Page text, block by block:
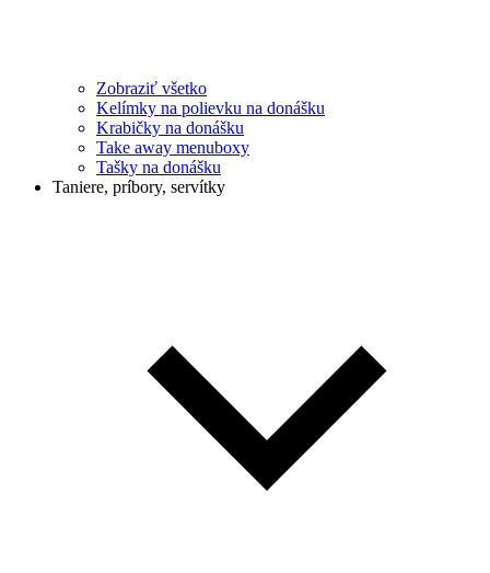
Zobraziť všetko
Kelímky na polievku na donášku
Krabičky na donášku
Take away menuboxy
Tašky na donášku
Taniere, príbory, servítky